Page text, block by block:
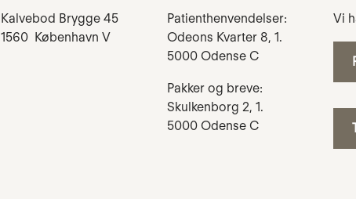
Kalvebod Brygge 45
1560 København V
Patienthenvendelser:
Odeons Kvarter 8, 1.
5000 Odense C
Pakker og breve:
Skulkenborg 2, 1.
5000 Odense C
Vi